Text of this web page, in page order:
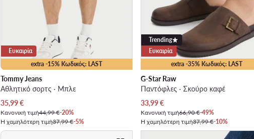
extra -15% Κωδικός: LAST
Ευκαιρία
Tommy Jeans
Αθλητικό σορτς · Μπλε
Τρέχουσα τιμή
35,99€
Κανονική τιμή44,99 €-20%
Η χαμηλότερη τιμή37,99 €-5%
extra -35% Κωδικός: LAST
Trending
Ευκαιρία
G-Star Raw
Παντόφλες · Σκούρο καφέ
Τρέχουσα τιμή
33,99€
Κανονική τιμή66,90 €-49%
Η χαμηλότερη τιμή37,99 €-10%